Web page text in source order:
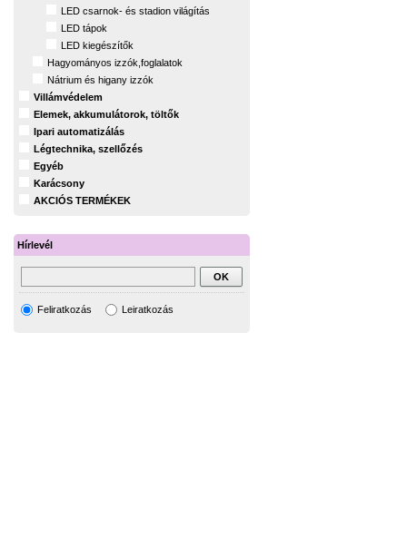
LED csarnok- és stadion világítás
LED tápok
LED kiegészítők
Hagyományos izzók,foglalatok
Nátrium és higany izzók
Villámvédelem
Elemek, akkumulátorok, töltők
Ipari automatizálás
Légtechnika, szellőzés
Egyéb
Karácsony
AKCIÓS TERMÉKEK
Hírlevél
Feliratkozás Leiratkozás